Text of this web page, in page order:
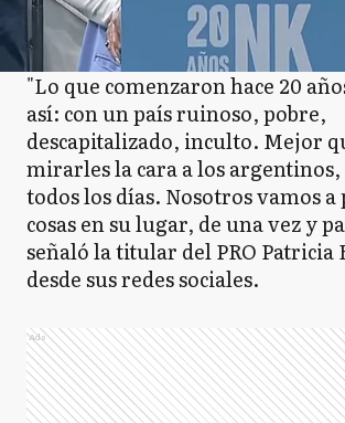
"Lo que comenzaron hace 20
así: con un país ruinoso, pobre,
descapitalizado, inculto. Mejor
mirarles la cara a los
todos los días. Nosotros vamos a
cosas en su lugar, de una vez y
señaló la titular del PRO
desde sus redes sociales.
Ads